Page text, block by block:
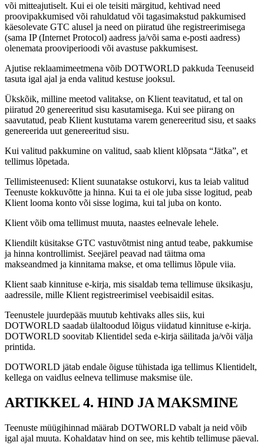
või mitteajutiselt. Kui ei ole teisiti märgitud, kehtivad need
proovipakkumised või rahuldatud või tagasimakstud pakkumised
käesolevate GTC alusel ja need on piiratud ühe registreerimisega
(sama IP (Internet Protocol) aadress ja/või sama e-posti aadress)
olenemata prooviperioodi või avastuse pakkumisest.
Ajutise reklaamimeetmena võib DOTWORLD pakkuda Teenuseid
tasuta igal ajal ja enda valitud kestuse jooksul.
Ükskõik, milline meetod valitakse, on Klient teavitatud, et tal on
piiratud 20 genereeritud sisu kasutamisega. Kui see piirang on
saavutatud, peab Klient kustutama varem genereeritud sisu, et saaks
genereerida uut genereeritud sisu.
Kui valitud pakkumine on valitud, saab klient klõpsata “Jätka”, et
tellimus lõpetada.
Tellimisteenused: Klient suunatakse ostukorvi, kus ta leiab valitud
Teenuste kokkuvõtte ja hinna. Kui ta ei ole juba sisse logitud, peab
Klient looma konto või sisse logima, kui tal juba on konto.
Klient võib oma tellimust muuta, naastes eelnevale lehele.
Kliendilt küsitakse GTC vastuvõtmist ning antud teabe, pakkumise
ja hinna kontrollimist. Seejärel peavad nad täitma oma
makseandmed ja kinnitama makse, et oma tellimus lõpule viia.
Klient saab kinnituse e-kirja, mis sisaldab tema tellimuse üksikasju,
aadressile, mille Klient registreerimisel veebisaidil esitas.
Teenustele juurdepääs muutub kehtivaks alles siis, kui
DOTWORLD saadab ülaltoodud lõigus viidatud kinnituse e-kirja.
DOTWORLD soovitab Klientidel seda e-kirja säilitada ja/või välja
printida.
DOTWORLD jätab endale õiguse tühistada iga tellimus Klientidelt,
kellega on vaidlus eelneva tellimuse maksmise üle.
ARTIKKEL 4. HIND JA MAKSMINE
Teenuste müügihinnad määrab DOTWORLD vabalt ja neid võib
igal ajal muuta. Kohaldatav hind on see, mis kehtib tellimuse päeval.